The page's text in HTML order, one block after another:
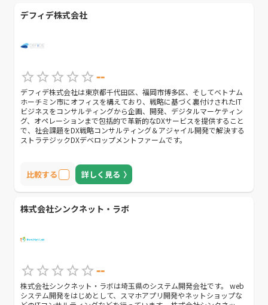
デフィデ株式会社
--
デフィデ株式会社は東京都千代田区、福岡市博多区、そしてベトナム
ホーチミン市にオフィスを構えており、戦略に基づく裏付けされたIT
ビジネスをコンサルティングから企画、開発、デジタルマーケティン
グ、オペレーションまで包括的で革新的なDXサービスを提供すること
で、社会課題をDX戦略コンサルティング＆アジャイル開発で解決する
ストラテジックDXデベロップメントファームです。
比較する 詳しく見る
株式会社シンクネット・ラボ
--
株式会社シンクネット・ラボは埼玉県のシステム開発会社です。 web
システム開発をはじめとして、スマホアプリ開発やネットショップな